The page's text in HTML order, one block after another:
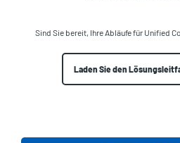
Sind Sie bereit, Ihre Abläufe für Unified
Laden Sie den